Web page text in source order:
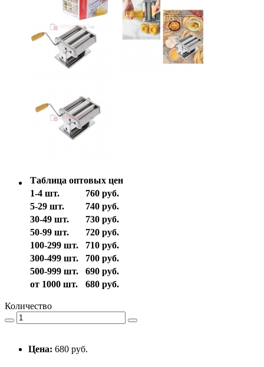
Таблица оптовых цен
1-4 шт.
760 руб.
5-29 шт.
740 руб.
30-49 шт.
730 руб.
50-99 шт.
720 руб.
100-299 шт.
710 руб.
300-499 шт.
700 руб.
500-999 шт.
690 руб.
от 1000 шт.
680 руб.
Количество
Цена: 680 руб.